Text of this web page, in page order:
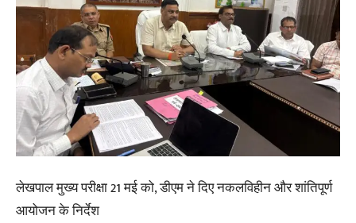
लेखपाल मुख्य परीक्षा 21 मई को, डीएम ने दिए नकलविहीन और शांतिपूर्ण
आयोजन के निर्देश